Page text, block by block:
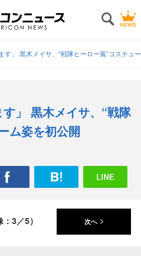
す」 黒木メイサ、“戦隊ヒーロー風”コスチュ
す」 黒木メイサ、“戦隊
ム姿を初公開
：3／5） 次へ